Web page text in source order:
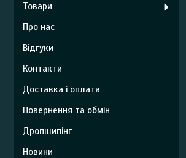
Товари
Про нас
Відгуки
Контакти
Доставка і оплата
Повернення та обмін
Дропшипінг
Новини